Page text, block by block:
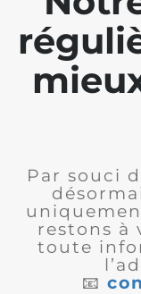
Par souci
restons à
toute
📧